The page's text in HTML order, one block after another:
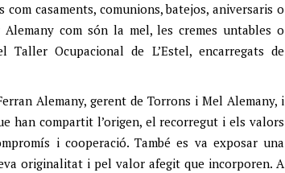
casaments, comunions, batejos, aniversaris o
Alemany com són la mel, les cremes untables o
Ocupacional de L’Estel, encarregats de
Alemany, gerent de Torrons i Mel Alemany, i
han compartit l’origen, el recorregut i els valors
i cooperació. També es va exposar una
originalitat i pel valor afegit que incorporen. A